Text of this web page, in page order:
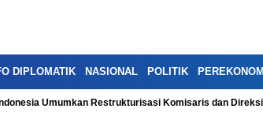
DIPLOMATIK NASIONAL POLITIK
Umumkan Restrukturisasi Komisaris dan